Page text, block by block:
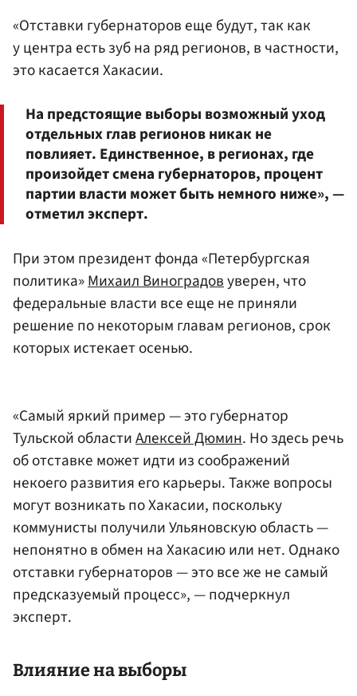
«Отставки губернаторов еще будут, так как
у центра есть зуб на ряд регионов, в частности,
это касается Хакасии.
На предстоящие выборы возможный уход
отдельных глав регионов никак не
повлияет. Единственное, в регионах, где
произойдет смена губернаторов, процент
партии власти может быть немного ниже», —
отметил эксперт.
При этом президент фонда «Петербургская
политика»Михаил Виноградовуверен, что
федеральные власти все еще не приняли
решение по некоторым главам регионов, срок
которых истекает осенью.
«Самый яркий пример — это губернатор
Тульской областиАлексей Дюмин. Но здесь речь
об отставке может идти из соображений
некоего развития его карьеры. Также вопросы
могут возникать по Хакасии, поскольку
коммунисты получили Ульяновскую область —
непонятно в обмен на Хакасию или нет. Однако
отставки губернаторов — это все же не самый
предсказуемый процесс», — подчеркнул
эксперт.
Влияние на выборы